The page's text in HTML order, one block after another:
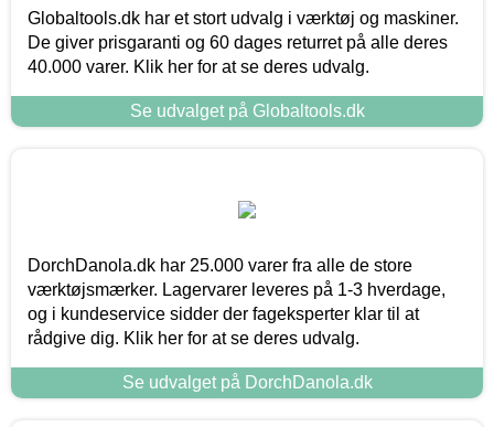
Globaltools.dk har et stort udvalg i værktøj og maskiner.
De giver prisgaranti og 60 dages returret på alle deres
40.000 varer. Klik her for at se deres udvalg.
Se udvalget på Globaltools.dk
DorchDanola.dk har 25.000 varer fra alle de store
værktøjsmærker. Lagervarer leveres på 1-3 hverdage,
og i kundeservice sidder der fageksperter klar til at
rådgive dig. Klik her for at se deres udvalg.
Se udvalget på DorchDanola.dk